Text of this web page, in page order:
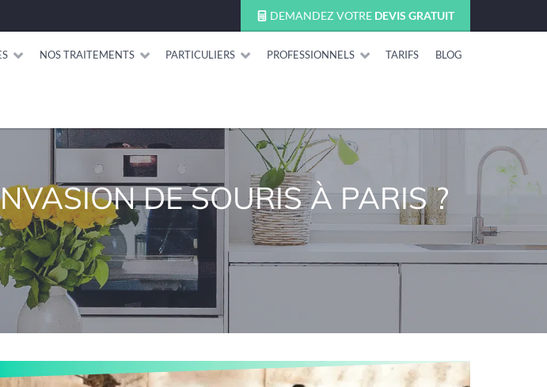
DEMANDEZ VOTRE DEVIS GRATUIT
NOS TRAITEMENTS PARTICULIERS PROFESSIONNELS TARIFS BLOG
DE SOURIS À PARIS ?